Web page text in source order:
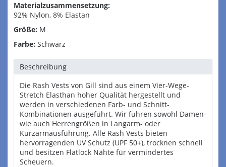
Materialzusammensetzung:
92% Nylon, 8% Elastan
Größe: M
Farbe: Schwarz
Beschreibung
Die Rash Vests von Gill sind aus einem Vier-Wege-
Stretch Elasthan hoher Qualität hergestellt und
werden in verschiedenen Farb- und Schnitt-
Kombinationen ausgeführt. Wir führen sowohl Damen-
wie auch Herrengrößen in Langarm- oder
Kurzarmausführung. Alle Rash Vests bieten
hervorragenden UV Schutz (UPF 50+), trocknen schnell
und besitzen Flatlock Nähte für vermindertes
Scheuern.